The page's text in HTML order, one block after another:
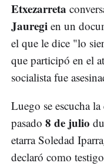
Etxezarreta
Jauregi en un
el que le dice "lo
que participó en el
socialista fue
Luego se escucha
pasado 8 de julio
etarra Soledad
declaró como